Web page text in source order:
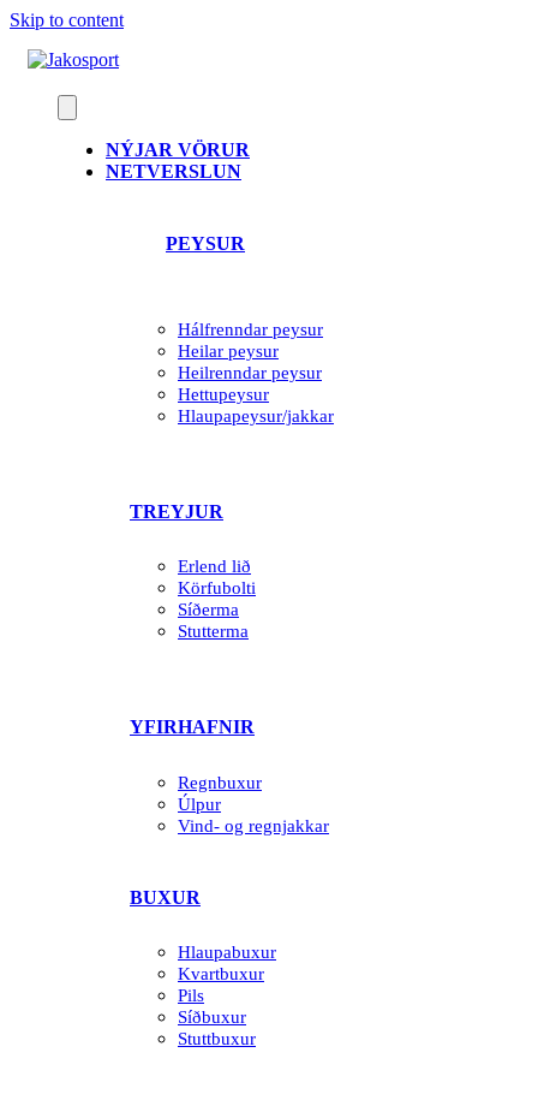
Skip to content
NÝJAR VÖRUR
NETVERSLUN
PEYSUR
Hálfrenndar peysur
Heilar peysur
Heilrenndar peysur
Hettupeysur
Hlaupapeysur/jakkar
TREYJUR
Erlend lið
Körfubolti
Síðerma
Stutterma
YFIRHAFNIR
Regnbuxur
Úlpur
Vind- og regnjakkar
BUXUR
Hlaupabuxur
Kvartbuxur
Pils
Síðbuxur
Stuttbuxur